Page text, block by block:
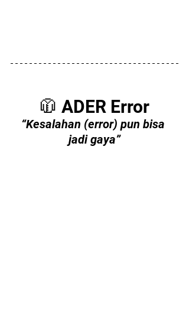
🧥 ADER Error
“Kesalahan (error) pun bisa
jadi gaya”